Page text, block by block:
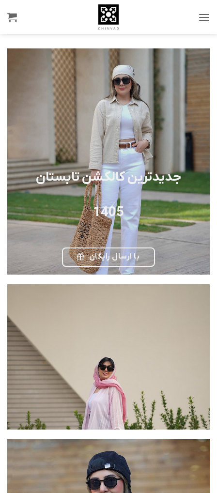
جدیدترین کالکشن تابستان
1405
با ارسال رایگان